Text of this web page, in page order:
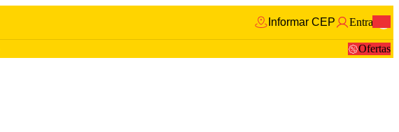
Informar CEP Entrar
Ofertas